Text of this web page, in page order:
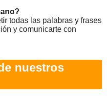
todas las palabras y frases
y comunicarte con
nuestros